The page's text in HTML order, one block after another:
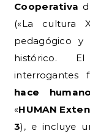
Cooperativa
(«La cultura
pedagógico y
histórico.
interrogantes
hace
«HUMAN
3), e incluye